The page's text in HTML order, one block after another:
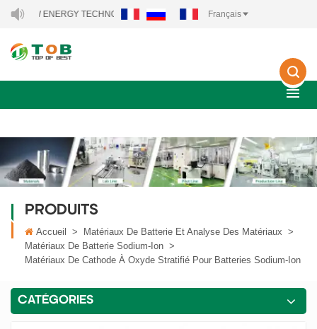
ENERGY TECHNOLOGY CO., LTD.. Français
PRODUITS
Accueil > Matériaux De Batterie Et Analyse Des Matériaux >
Matériaux De Batterie Sodium-Ion >
Matériaux De Cathode À Oxyde Stratifié Pour Batteries Sodium-Ion
CATÉGORIES